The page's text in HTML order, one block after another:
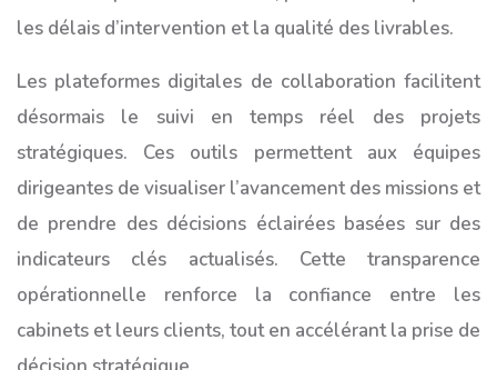
les délais d’intervention et la qualité des livrables.
Les plateformes digitales de collaboration facilitent
désormais le suivi en temps réel des projets
stratégiques. Ces outils permettent aux équipes
dirigeantes de visualiser l’avancement des missions et
de prendre des décisions éclairées basées sur des
indicateurs clés actualisés. Cette transparence
opérationnelle renforce la confiance entre les
cabinets et leurs clients, tout en accélérant la prise de